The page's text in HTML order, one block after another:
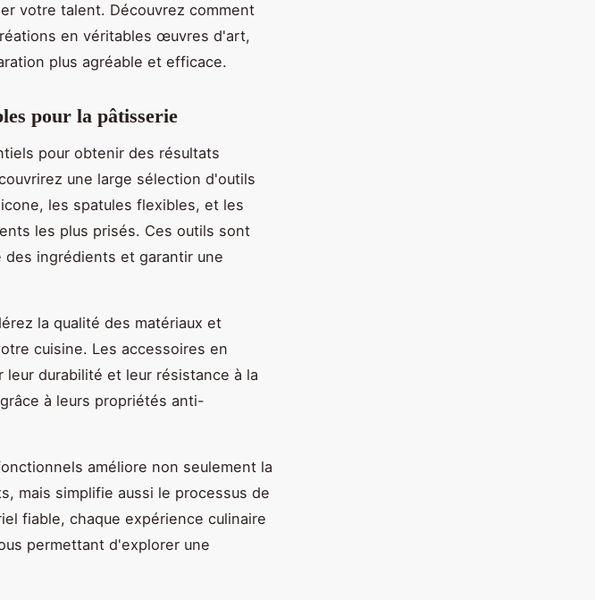
votre talent. Découvrez comment
en véritables œuvres d'art,
plus agréable et efficace.
pour la pâtisserie
pour obtenir des résultats
une large sélection d'outils
les spatules flexibles, et les
les plus prisés. Ces outils sont
ingrédients et garantir une
la qualité des matériaux et
cuisine. Les accessoires en
durabilité et leur résistance à la
à leurs propriétés anti-
améliore non seulement la
mais simplifie aussi le processus de
fiable, chaque expérience culinaire
permettant d'explorer une